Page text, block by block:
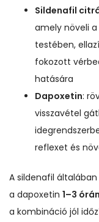
Sildenafil
amely növeli a
testében,
fokozott
hatására
Dapoxetin:
visszavétel
reflexet és
A sildenafil általában
a dapoxetin 1–3 órán
a kombináció jól